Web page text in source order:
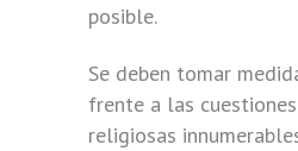
posible.
Se deben tomar
frente a las
religiosas